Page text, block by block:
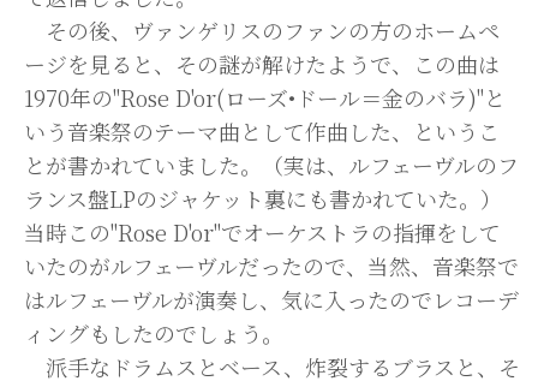
その後、ヴァンゲリスのファンの方のホームペ
ージを見ると、その謎が解けたようで、この曲は
1970年の"Rose D'or(ローズ•ドール＝金のバラ)"と
いう音楽祭のテーマ曲として作曲した、というこ
とが書かれていました。（実は、ルフェーヴルのフ
ランス盤LPのジャケット裏にも書かれていた。）
当時この"Rose D'or"でオーケストラの指揮をして
いたのがルフェーヴルだったので、当然、音楽祭で
はルフェーヴルが演奏し、気に入ったのでレコーデ
ィングもしたのでしょう。
派手なドラムスとベース、炸裂するブラスと、そ